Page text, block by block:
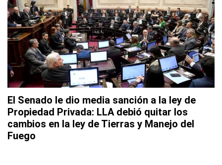
El Senado le dio media sanción a la ley de
Propiedad Privada: LLA debió quitar los
cambios en la ley de Tierras y Manejo del
Fuego